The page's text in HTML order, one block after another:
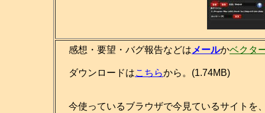
感想・要望・バグ報告などは メールかベクタ
ダウンロードはこちらから。(1.74MB)
今使っているブラウザで今見ているサイトを